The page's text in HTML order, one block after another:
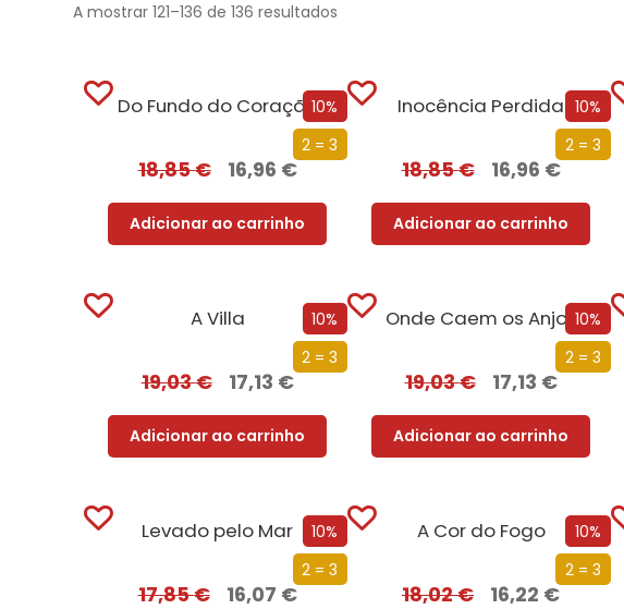
A mostrar 121–136 de 136 resultados
10%
2 = 3
Do Fundo do Coração
18,85€ 16,96 €
Adicionar ao carrinho
10%
2 = 3
Inocência Perdida
18,85€ 16,96 €
Adicionar ao carrinho
10%
2 = 3
A Villa
19,03€ 17,13 €
Adicionar ao carrinho
10%
2 = 3
Onde Caem os Anjos
19,03€ 17,13 €
Adicionar ao carrinho
10%
2 = 3
Levado pelo Mar
17,85€ 16,07 €
10%
2 = 3
A Cor do Fogo
18,02€ 16,22 €